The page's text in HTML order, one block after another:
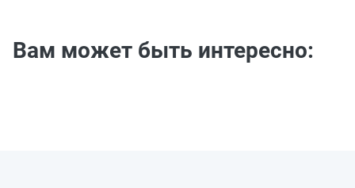
Вам может быть интересно: